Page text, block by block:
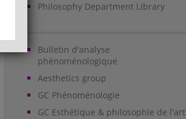
Philosophy Department Library
Bulletin d'analyse
phénoménologique
Aesthetics group
GC Phénoménologie
GC Esthétique & philosophie de l'art